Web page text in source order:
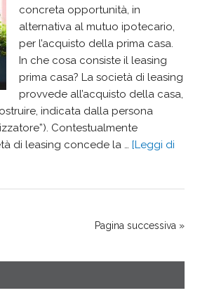
concreta opportunità, in
alternativa al mutuo ipotecario,
per l’acquisto della prima casa.
In che cosa consiste il leasing
prima casa? La società di leasing
provvede all’acquisto della casa,
indicata dalla persona
Contestualmente
di leasing concede la …[Leggi di
Pagina successiva »